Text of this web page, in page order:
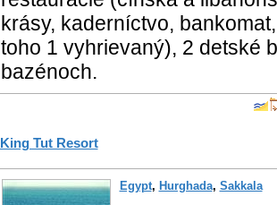
krásy, kaderníctvo,
toho 1 vyhrievaný), 2 detské
bazénoch.
King Tut Resort
Egypt, Hurghada, Sakkala